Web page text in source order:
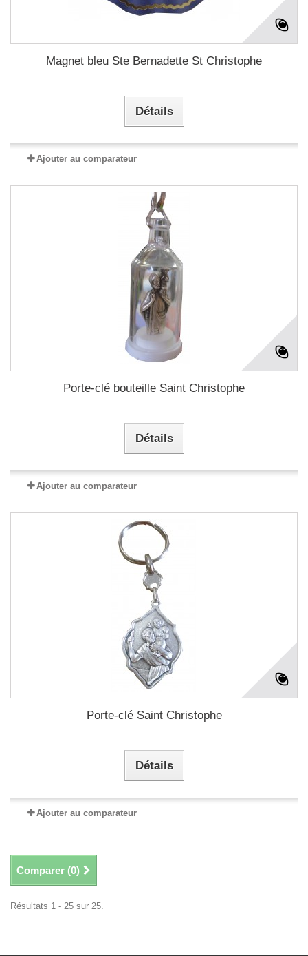
Magnet bleu Ste Bernadette St Christophe
Détails
Ajouter au comparateur
Porte-clé bouteille Saint Christophe
Détails
Ajouter au comparateur
Porte-clé Saint Christophe
Détails
Ajouter au comparateur
Comparer (0)
Résultats 1 - 25 sur 25.